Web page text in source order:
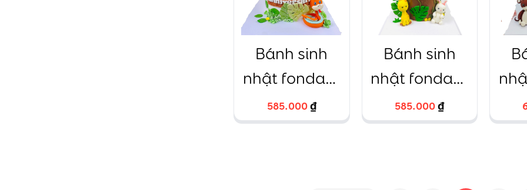
Bánh sinh
nhật fondant
tạo hình chibi
rắn
585.000₫
585.000₫
Bánh sinh
nhật fondant
voi xám hươu
cao cổ thỏ
585.000₫
585.000₫